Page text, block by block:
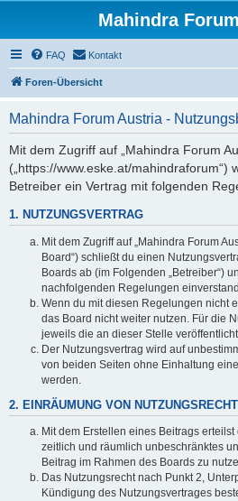
Mahindra
FAQ Kontakt
Foren-Übersicht
Mahindra Forum Austria -
Mit dem Zugriff auf „Mahindra Forum
(„https://www.eske.at/mahindraforum“)
Betreiber ein Vertrag mit folgenden
1. NUTZUNGSVERTRAG
Mit dem Zugriff auf „Mahindra Forum
Board“) schließt du einen
Boards ab (im Folgenden „Betreiber“)
nachfolgenden Regelungen
Wenn du mit diesen Regelungen nicht
das Board nicht weiter nutzen. Für die
jeweils die an dieser Stelle
Der Nutzungsvertrag wird auf
von beiden Seiten ohne Einhaltung
werden.
2. EINRÄUMUNG VON
Mit dem Erstellen eines Beitrags
zeitlich und räumlich unbeschränktes
Beitrag im Rahmen des Boards zu
Das Nutzungsrecht nach Punkt 2,
Kündigung des Nutzungsvertrages